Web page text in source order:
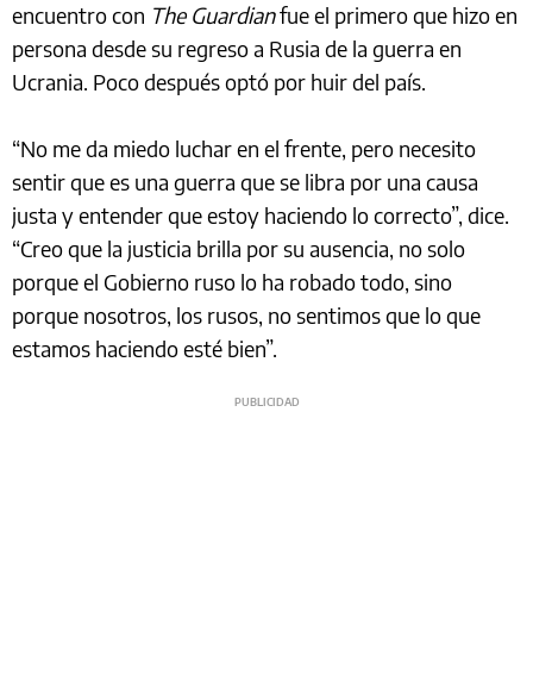
encuentro con The Guardianfue el primero que hizo en
persona desde su regreso a Rusia de la guerra en
Ucrania. Poco después optó por huir del país.
“No me da miedo luchar en el frente, pero necesito
sentir que es una guerra que se libra por una causa
justa y entender que estoy haciendo lo correcto”, dice.
“Creo que la justicia brilla por su ausencia, no solo
porque el Gobierno ruso lo ha robado todo, sino
porque nosotros, los rusos, no sentimos que lo que
estamos haciendo esté bien”.